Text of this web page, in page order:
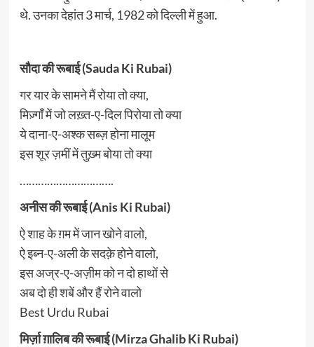
थे. उनका देहांत 3 मार्च, 1982 को दिल्ली में हुआ.
सौदा की रूबाई (Sauda Ki Rubai)
गर यार के सामने मैं रोया तो क्या,
मिज़्गाँ में जो लख़्त-ए-दिल पिरोया तो क्या
ये दाना-ए-अश्क सब्ज़ होना मालूम
इस शूर ज़मीं में तुख़्म बोया तो क्या
………………………….
अनीस की रूबाई (Anis Ki Rubai)
ऐ शाह के ग़म में जान खोने वालो,
ऐ इब्न-ए-अली के सदक़े होने वालो,
इस अज्र-ए-अज़ीम को न दो हाथों से
अब दो ही शबें और हैं रोने वालो
Best Urdu Rubai
मिर्ज़ा ग़ालिब की रूबाई (Mirza Ghalib Ki Rubai)